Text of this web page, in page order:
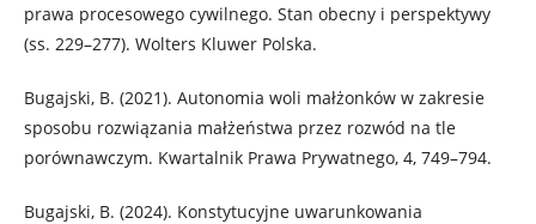
prawa procesowego cywilnego. Stan obecny i perspektywy
(ss. 229–277). Wolters Kluwer Polska.
Bugajski, B. (2021). Autonomia woli małżonków w zakresie
sposobu rozwiązania małżeństwa przez rozwód na tle
porównawczym. Kwartalnik Prawa Prywatnego, 4, 749–794.
Bugajski, B. (2024). Konstytucyjne uwarunkowania